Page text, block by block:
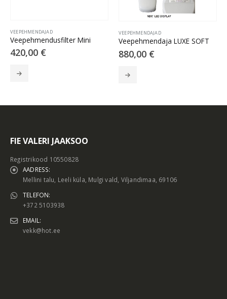
VEEPEHMENDAJAD
Veepehmendusfilter Mini
420,00 €
VEEPEHMENDAJAD
Veepehmendaja LUXE SOFT
880,00 €
FIE VALERI JAAKSOO
Registrikood 10550828
AADRESS:
Mellini talu, Leeli küla, Mulgi vald, Viljandimaa, 69106
TELEFON:
+372 5103938
EMAIL:
vekk@hot.ee